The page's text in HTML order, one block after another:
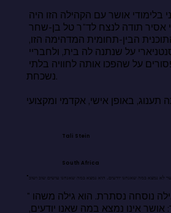
משמעותי מאוד. אני אסיר תודה לנצח לד"ר טל בן-שחר
נשכחת.
Tali Stein
South Africa
"חקר האושר לא גילה נוסחה נסתרת. הוא גילה משהו